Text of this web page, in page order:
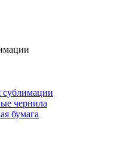
сублимации
чернила
бумага